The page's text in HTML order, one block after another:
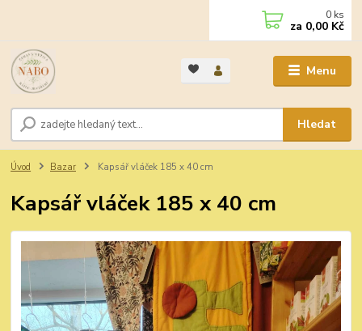
Menu
Hledat
0 ks
za 0,00 Kč
Úvod Bazar Kapsář vláček 185 x 40 cm
Kapsář vláček 185 x 40 cm